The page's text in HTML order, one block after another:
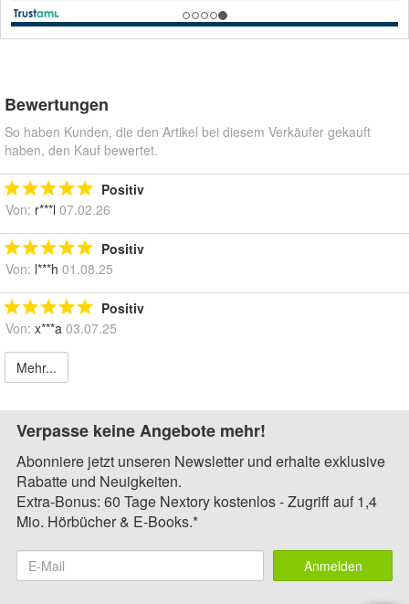
Bewertungen
So haben Kunden, die den Artikel bei diesem Verkäufer gekauft
haben, den Kauf bewertet.
Positiv
Von: r***l 07.02.26
Positiv
Von: l***h 01.08.25
Positiv
Von: x***a 03.07.25
Mehr...
Verpasse keine Angebote mehr!
Abonniere jetzt unseren Newsletter und erhalte exklusive
Rabatte und Neuigkeiten.
Extra-Bonus: 60 Tage Nextory kostenlos - Zugriff auf 1,4
Mio. Hörbücher & E-Books.*
Anmelden